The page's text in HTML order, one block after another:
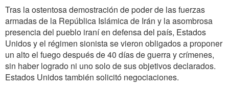
Tras la ostentosa demostración de poder de las fuerzas
armadas de la República Islámica de Irán y la asombrosa
presencia del pueblo iraní en defensa del país, Estados
Unidos y el régimen sionista se vieron obligados a proponer
un alto el fuego después de 40 días de guerra y crímenes,
sin haber logrado ni uno solo de sus objetivos declarados.
Estados Unidos también solicitó negociaciones.